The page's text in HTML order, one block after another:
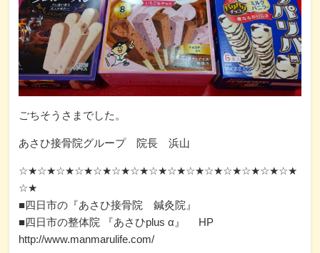
ごちそうさまでした。
あさひ接骨院グループ 院長 浜山
☆★☆★☆★☆★☆★☆★☆★☆★☆★☆★☆★☆★☆★☆★☆★
☆★
■四日市の『あさひ接骨院 鍼灸院』
■四日市の整体院 『あさひplus α』 HP
http://www.manmarulife.com/